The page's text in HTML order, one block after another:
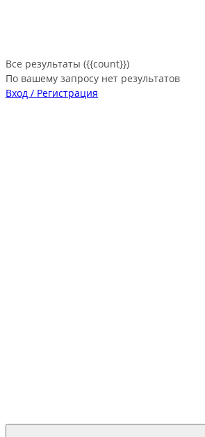
Все результаты ({{count}})
По вашему запросу нет результатов
Вход / Регистрация